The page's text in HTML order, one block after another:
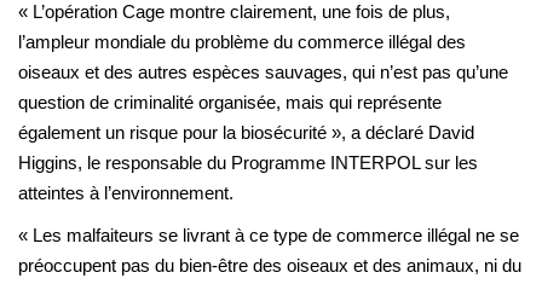
« L’opération Cage montre clairement, une fois de plus,
l’ampleur mondiale du problème du commerce illégal des
oiseaux et des autres espèces sauvages, qui n’est pas qu’une
question de criminalité organisée, mais qui représente
également un risque pour la biosécurité », a déclaré David
Higgins, le responsable du Programme INTERPOL sur les
atteintes à l’environnement.
« Les malfaiteurs se livrant à ce type de commerce illégal ne se
préoccupent pas du bien-être des oiseaux et des animaux, ni du